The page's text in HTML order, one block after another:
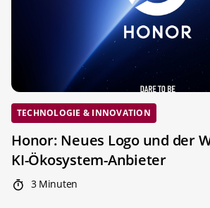
TECHNOLOGIE & INNOVATION
Honor: Neues Logo und der
KI-Ökosystem-Anbieter
3 Minuten